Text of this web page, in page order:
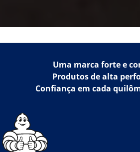
Uma marca forte e
Produtos de alta
Confiança em cada